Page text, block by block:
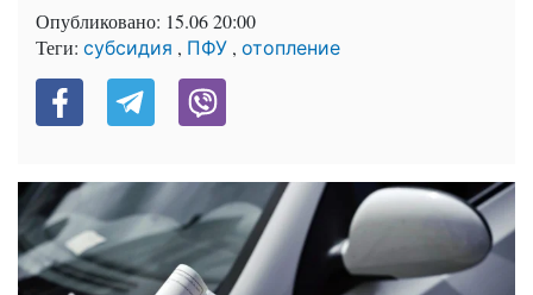
Опубликовано: 15.06 20:00
Теги: субсидия , ПФУ , отопление